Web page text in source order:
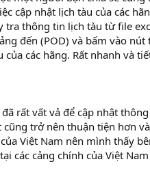
cập nhật lịch tàu của các
tra thông tin lịch tàu từ file
đến (POD) và bấm vào
của các hãng. Rất nhanh và
rất vất vả để cập nhật
cũng trở nên thuận tiện hơn
Việt Nam nên mình thấy
các cảng chính của Việt